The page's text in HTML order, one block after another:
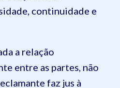
continuidade e
a relação
entre as partes, não
faz jus à